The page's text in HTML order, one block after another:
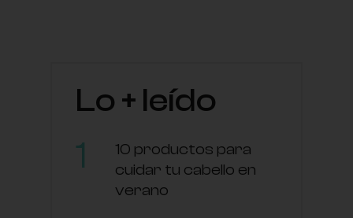
Lo + leído
10 productos para
cuidar tu cabello en
verano